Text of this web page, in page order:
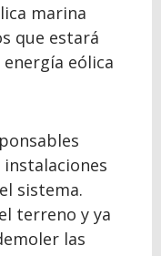
marina
que estará
eólica
sistema.
terreno y ya
las